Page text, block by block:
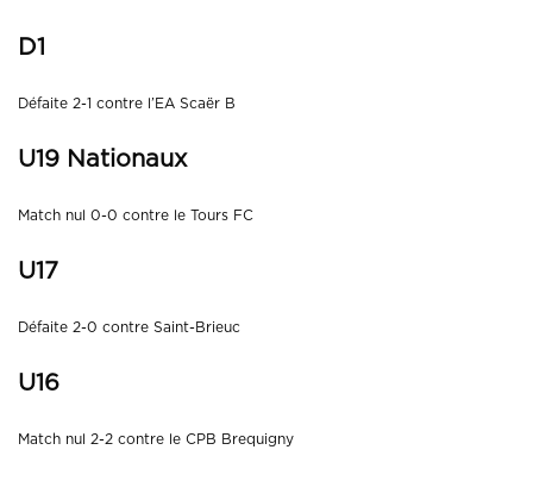
D1
Défaite 2-1 contre l’EA Scaër B
U19 Nationaux
Match nul 0-0 contre le Tours FC
U17
Défaite 2-0 contre Saint-Brieuc
U16
Match nul 2-2 contre le CPB Brequigny